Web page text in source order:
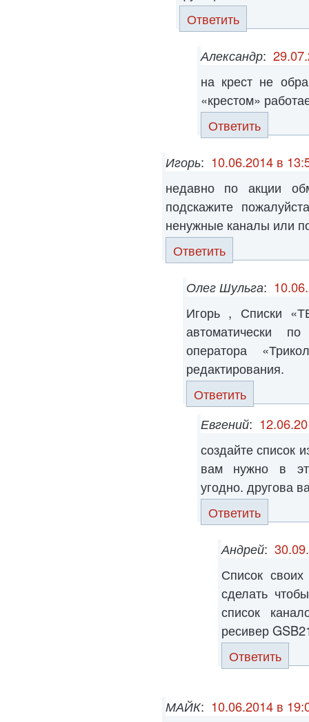
Ответить
Александр:
на крест не
«крестом»
Ответить
Игорь: 10.06.2014 в
недавно по акции
подскажите
ненужные каналы или
Ответить
Олег Шульга:
Игорь , Списки
автоматически
оператора
редактирования.
Ответить
Евгений:
создайте список
вам нужно в
угодно. другова
Ответить
Андрей:
Список
сделать
список
ресивер
Ответить
МАЙК: 10.06.2014 в